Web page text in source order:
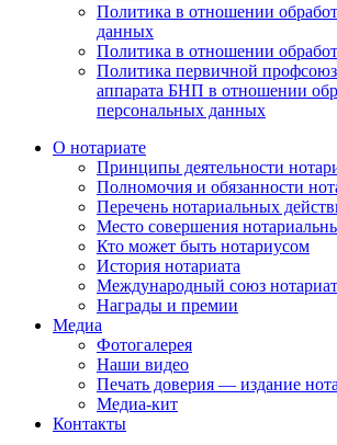
Политика в отношении
данных
Политика в отношении
Политика первичной
аппарата БНП в отношении
персональных данных
О нотариате
Принципы деятельности
Полномочия и обязанности
Перечень нотариальных
Место совершения
Кто может быть нотариусом
История нотариата
Международный союз
Награды и премии
Медиа
Фотогалерея
Наши видео
Печать доверия — издание
Медиа-кит
Контакты